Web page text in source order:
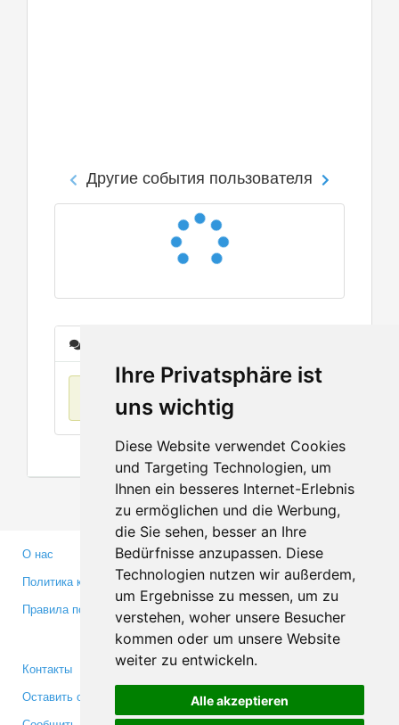
Ihre Privatsphäre ist
uns wichtig
Diese Website verwendet Cookies
und Targeting Technologien, um
Ihnen ein besseres Internet-Erlebnis
zu ermöglichen und die Werbung,
die Sie sehen, besser an Ihre
Bedürfnisse anzupassen. Diese
Technologien nutzen wir außerdem,
um Ergebnisse zu messen, um zu
verstehen, woher unsere Besucher
kommen oder um unsere Website
weiter zu entwickeln.
Alle akzeptieren
Другие события пользователя
О нас
Политика конфиденциальности
Правила пользования
Партнерам
Инвесторам
Медиа
Контакты
Оставить отзыв
Facebook
Twitter